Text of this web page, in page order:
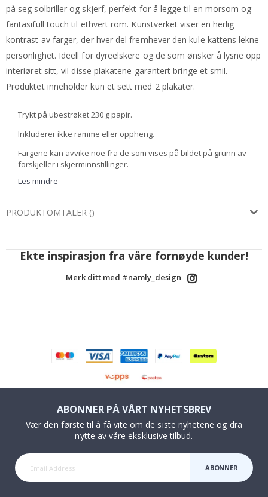
på seg solbriller og skjerf, perfekt for å legge til en morsom og
fantasifull touch til ethvert rom. Kunstverket viser en herlig
kontrast av farger, der hver del fremhever den kule kattens lekne
personlighet. Ideell for dyreelskere og de som ønsker å lysne opp
interiøret sitt, vil disse plakatene garantert bringe et smil.
Produktet inneholder kun et sett med 2 plakater.
Trykt på ubestrøket 230 g papir.
Inkluderer ikke ramme eller oppheng.
Fargene kan avvike noe fra de som vises på bildet på grunn av
forskjeller i skjerminnstillinger.
Les mindre
PRODUKTOMTALER ()
Ekte inspirasjon fra våre fornøyde kunder!
Merk ditt med #namly_design
ABONNER PÅ VÅRT NYHETSBREV
Vær den første til å få vite om de siste nyhetene og dra
nytte av våre eksklusive tilbud.
ABONNER